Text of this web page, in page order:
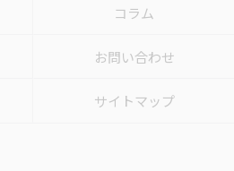
コラム
お問い合わせ
サイトマップ